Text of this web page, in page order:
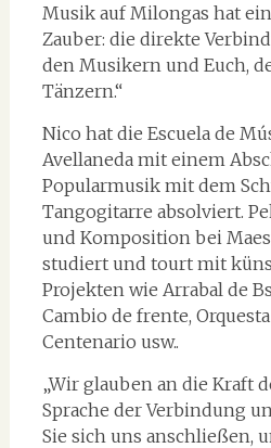
Musik auf Milongas hat
Zauber: die direkte
den Musikern und Euch,
Tänzern.“
Nico hat die Escuela de
Avellaneda mit einem
Popularmusik mit dem
Tangogitarre absolviert.
und Komposition bei
studiert und tourt mit
Projekten wie Arrabal de
Cambio de frente,
Centenario usw..
„Wir glauben an die Kraft
Sprache der Verbindung
Sie sich uns anschließen,